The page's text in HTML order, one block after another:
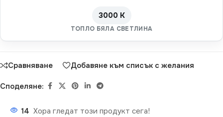
3000 K
ТОПЛО БЯЛА СВЕТЛИНА
Сравняване Добавяне към списък с желания
Споделяне:
14 Хора гледат този продукт сега!